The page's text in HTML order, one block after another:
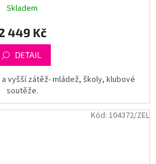
Skladem
449 Kč
DETAIL
vyšší zátěž- mládež, školy, klubové
soutěže.
Kód: 104372/ZEL